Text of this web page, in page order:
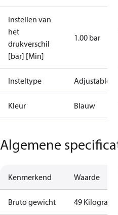
Instellen van
het
drukverschil
[bar] [Min]
1.00 bar
Insteltype Adjustable
Kleur Blauw
Algemene
Kenmerkend Waarde
Bruto gewicht 49 Kilogram